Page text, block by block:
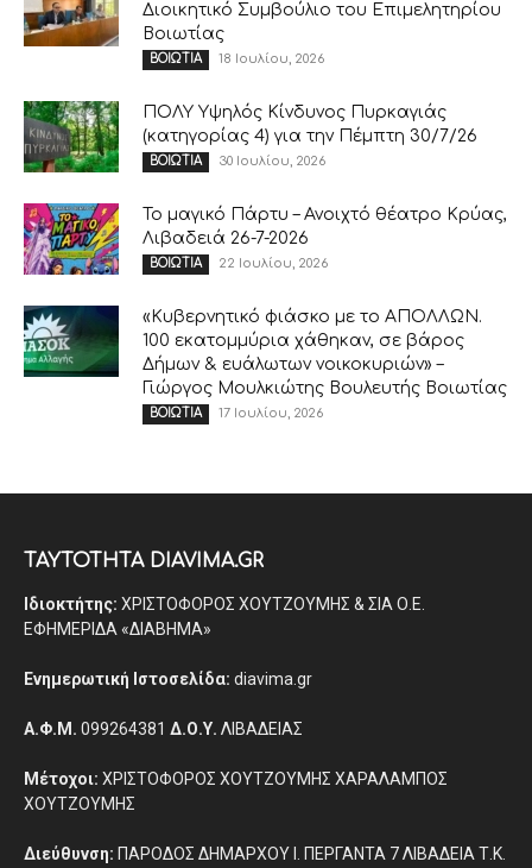
Διοικητικό Συμβούλιο του Επιμελητηρίου
Βοιωτίας
ΒΟΙΩΤΙΑ 18 Ιουλίου, 2026
ΠΟΛΥ Υψηλός Κίνδυνος Πυρκαγιάς
(κατηγορίας 4) για την Πέμπτη 30/7/26
ΒΟΙΩΤΙΑ 30 Ιουλίου, 2026
Το μαγικό Πάρτυ – Ανοιχτό θέατρο Κρύας,
Λιβαδειά 26-7-2026
ΒΟΙΩΤΙΑ 22 Ιουλίου, 2026
«Κυβερνητικό φιάσκο με το ΑΠΟΛΛΩΝ.
100 εκατομμύρια χάθηκαν, σε βάρος
Δήμων & ευάλωτων νοικοκυριών» –
Γιώργος Μουλκιώτης Βουλευτής Βοιωτίας
ΒΟΙΩΤΙΑ 17 Ιουλίου, 2026
ΤΑΥΤΟΤΗΤΑ DIAVIMA.GR
Ιδιοκτήτης: ΧΡΙΣΤΟΦΟΡΟΣ ΧΟΥΤΖΟΥΜΗΣ & ΣΙΑ Ο.Ε.
ΕΦΗΜΕΡΙΔΑ «ΔΙΑΒΗΜΑ»
Ενημερωτική Ιστοσελίδα: diavima.gr
Α.Φ.Μ. 099264381 Δ.Ο.Υ. ΛΙΒΑΔΕΙΑΣ
Μέτοχοι: ΧΡΙΣΤΟΦΟΡΟΣ ΧΟΥΤΖΟΥΜΗΣ ΧΑΡΑΛΑΜΠΟΣ
ΧΟΥΤΖΟΥΜΗΣ
Διεύθυνση: ΠΑΡΟΔΟΣ ΔΗΜΑΡΧΟΥ Ι. ΠΕΡΓΑΝΤΑ 7 ΛΙΒΑΔΕΙΑ Τ.Κ.